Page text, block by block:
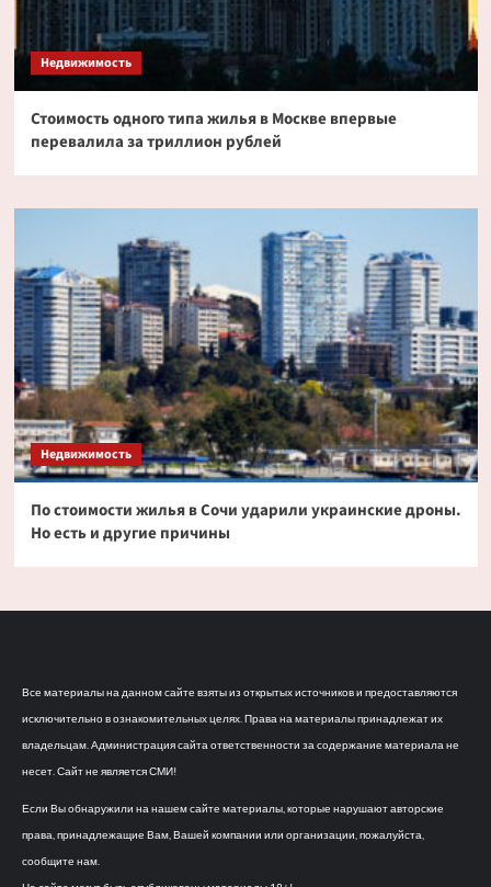
Недвижимость
Стоимость одного типа жилья в Москве впервые
перевалила за триллион рублей
Недвижимость
По стоимости жилья в Сочи ударили украинские дроны.
Но есть и другие причины
Все материалы на данном сайте взяты из открытых источников и предоставляются
исключительно в ознакомительных целях. Права на материалы принадлежат их
владельцам. Администрация сайта ответственности за содержание материала не
несет. Сайт не является СМИ!
Если Вы обнаружили на нашем сайте материалы, которые нарушают авторские
права, принадлежащие Вам, Вашей компании или организации, пожалуйста,
сообщите нам.